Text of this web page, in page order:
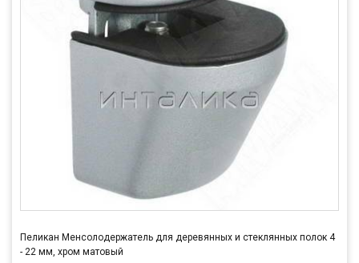
Пеликан Менсолодержатель для деревянных и стеклянных полок 4
- 22 мм, хром матовый